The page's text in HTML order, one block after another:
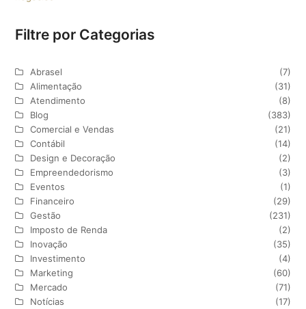
Filtre por Categorias
Abrasel
(7)
Alimentação
(31)
Atendimento
(8)
Blog
(383)
Comercial e Vendas
(21)
Contábil
(14)
Design e Decoração
(2)
Empreendedorismo
(3)
Eventos
(1)
Financeiro
(29)
Gestão
(231)
Imposto de Renda
(2)
Inovação
(35)
Investimento
(4)
Marketing
(60)
Mercado
(71)
Notícias
(17)